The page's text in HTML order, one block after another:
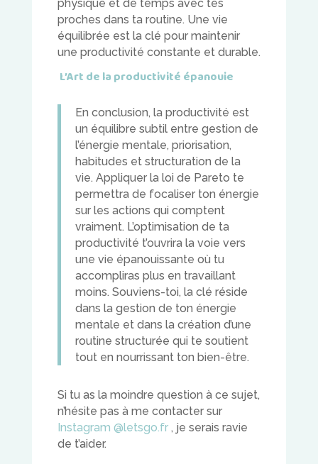
physique et de temps avec tes
proches dans ta routine. Une vie
équilibrée est la clé pour maintenir
une productivité constante et durable.
L’Art de la productivité épanouie
En conclusion, la productivité est
un équilibre subtil entre gestion de
l’énergie mentale, priorisation,
habitudes et structuration de la
vie. Appliquer la loi de Pareto te
permettra de focaliser ton énergie
sur les actions qui comptent
vraiment. L’optimisation de ta
productivité t’ouvrira la voie vers
une vie épanouissante où tu
accompliras plus en travaillant
moins. Souviens-toi, la clé réside
dans la gestion de ton énergie
mentale et dans la création d’une
routine structurée qui te soutient
tout en nourrissant ton bien-être.
Si tu as la moindre question à ce sujet,
n’hésite pas à me contacter sur
Instagram @letsgo.fr, je serais ravie
de t’aider.